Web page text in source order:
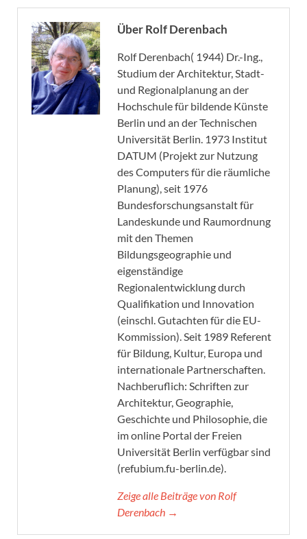
Über Rolf Derenbach
Rolf Derenbach( 1944) Dr.-Ing.,
Studium der Architektur, Stadt-
und Regionalplanung an der
Hochschule für bildende Künste
Berlin und an der Technischen
Universität Berlin. 1973 Institut
DATUM (Projekt zur Nutzung
des Computers für die räumliche
Planung), seit 1976
Bundesforschungsanstalt für
Landeskunde und Raumordnung
mit den Themen
Bildungsgeographie und
eigenständige
Regionalentwicklung durch
Qualifikation und Innovation
(einschl. Gutachten für die EU-
Kommission). Seit 1989 Referent
für Bildung, Kultur, Europa und
internationale Partnerschaften.
Nachberuflich: Schriften zur
Architektur, Geographie,
Geschichte und Philosophie, die
im online Portal der Freien
Universität Berlin verfügbar sind
(refubium.fu-berlin.de).
Zeige alle Beiträge von Rolf
Derenbach →